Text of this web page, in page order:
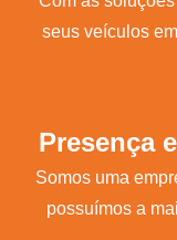
seus veículos
Presença
Somos uma
possuímos a